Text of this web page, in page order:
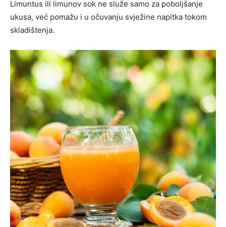
Limuntus ili limunov sok ne služe samo za poboljšanje
ukusa, već pomažu i u očuvanju svježine napitka tokom
skladištenja.